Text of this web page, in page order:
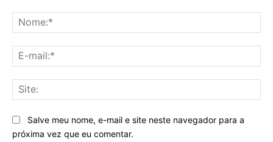
Salve meu nome, e-mail e site neste navegador para a
próxima vez que eu comentar.